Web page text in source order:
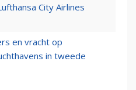
City Airlines
en vracht op
in tweede